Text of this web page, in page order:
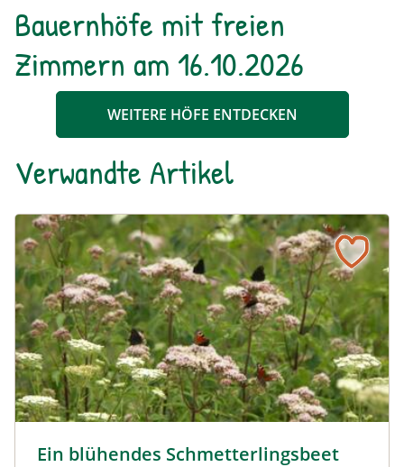
Bauernhöfe mit freien
Zimmern am 16.10.2026
WEITERE HÖFE ENTDECKEN
Verwandte Artikel
Ein blühendes Schmetterlingsbeet
Ein blühendes Schmetterlingsbeet für Groß und Klein